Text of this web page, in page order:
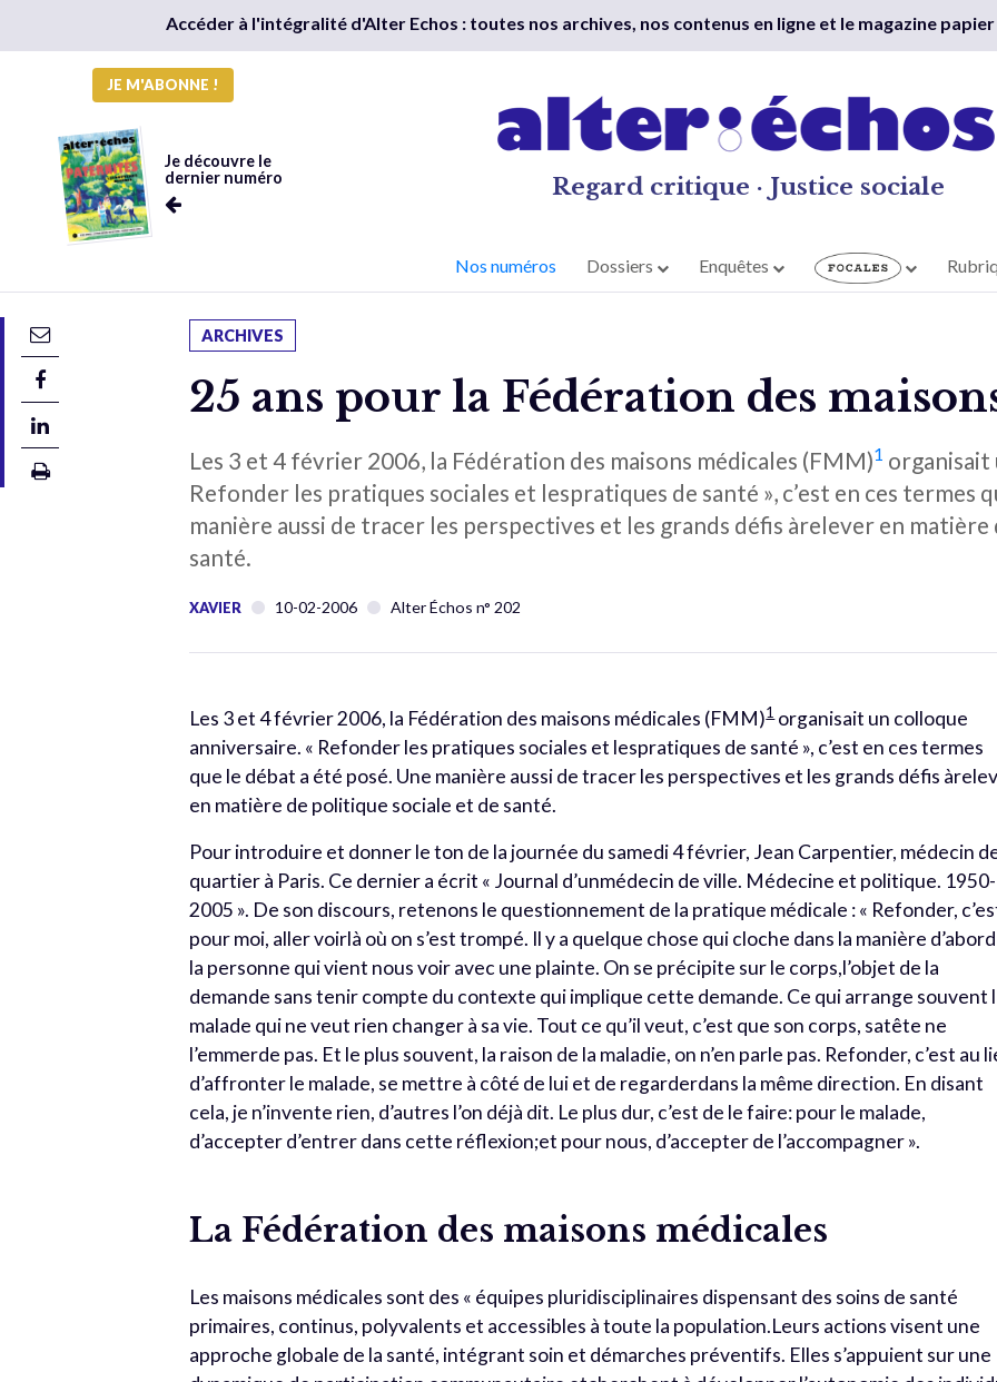
Accéder à l'intégralité d'Alter Echos : toutes nos archives, nos contenus en ligne et le magazine
JE M'ABONNE !
Je découvre le
dernier numéro
Regard critique · Justice sociale
Nos numéros Dossiers Enquêtes
ARCHIVES
25 ans pour la Fédération des
Les 3 et 4 février 2006, la Fédération des maisons médicales (FMM)1 organisait
Refonder les pratiques sociales et lespratiques de santé », c’est en ces termes
manière aussi de tracer les perspectives et les grands défis àrelever en
santé.
XAVIER 10-02-2006 Alter Échos n° 202
Les 3 et 4 février 2006, la Fédération des maisons médicales (FMM)1organisait un colloque
anniversaire. « Refonder les pratiques sociales et lespratiques de santé », c’est en ces termes
que le débat a été posé. Une manière aussi de tracer les perspectives et les grands défis
en matière de politique sociale et de santé.
Pour introduire et donner le ton de la journée du samedi 4 février, Jean Carpentier, médecin
quartier à Paris. Ce dernier a écrit « Journal d’unmédecin de ville. Médecine et politique. 1950-
2005 ». De son discours, retenons le questionnement de la pratique médicale : « Refonder,
pour moi, aller voirlà où on s’est trompé. Il y a quelque chose qui cloche dans la manière
la personne qui vient nous voir avec une plainte. On se précipite sur le corps,l’objet de la
demande sans tenir compte du contexte qui implique cette demande. Ce qui arrange souvent
malade qui ne veut rien changer à sa vie. Tout ce qu’il veut, c’est que son corps, satête ne
l’emmerde pas. Et le plus souvent, la raison de la maladie, on n’en parle pas. Refonder, c’est au
d’affronter le malade, se mettre à côté de lui et de regarderdans la même direction. En disant
cela, je n’invente rien, d’autres l’on déjà dit. Le plus dur, c’est de le faire: pour le malade,
d’accepter d’entrer dans cette réflexion;et pour nous, d’accepter de l’accompagner ».
La Fédération des maisons médicales
Les maisons médicales sont des « équipes pluridisciplinaires dispensant des soins de santé
primaires, continus, polyvalents et accessibles à toute la population.Leurs actions visent une
approche globale de la santé, intégrant soin et démarches préventifs. Elles s’appuient sur une